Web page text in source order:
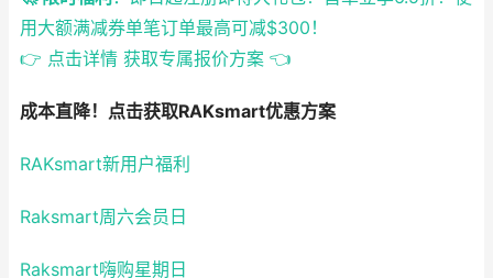
用大额满减券单笔订单最高可减$300！
👉 点击详情 获取专属报价方案 👈
成本直降！点击获取RAKsmart优惠方案
RAKsmart新用户福利
Raksmart周六会员日
Raksmart嗨购星期日